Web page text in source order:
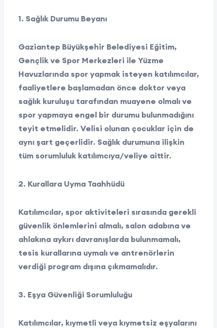
1. Sağlık Durumu Beyanı
Gaziantep Büyükşehir Belediyesi Eğitim,
Gençlik ve Spor Merkezleri ile Yüzme
Havuzlarında spor yapmak isteyen katılımcılar,
faaliyetlere başlamadan önce doktor veya
sağlık kuruluşu tarafından muayene olmalı ve
spor yapmaya engel bir durumu bulunmadığını
teyit etmelidir. Velisi olunan çocuklar için de
aynı şart geçerlidir. Sağlık durumuna ilişkin
tüm sorumluluk katılımcıya/veliye aittir.
2. Kurallara Uyma Taahhüdü
Katılımcılar, spor aktiviteleri sırasında gerekli
güvenlik önlemlerini almalı, salon adabına ve
ahlakına aykırı davranışlarda bulunmamalı,
tesis kurallarına uymalı ve antrenörlerin
verdiği program dışına çıkmamalıdır.
3. Eşya Güvenliği Sorumluluğu
Katılımcılar, kıymetli veya kıymetsiz eşyalarını